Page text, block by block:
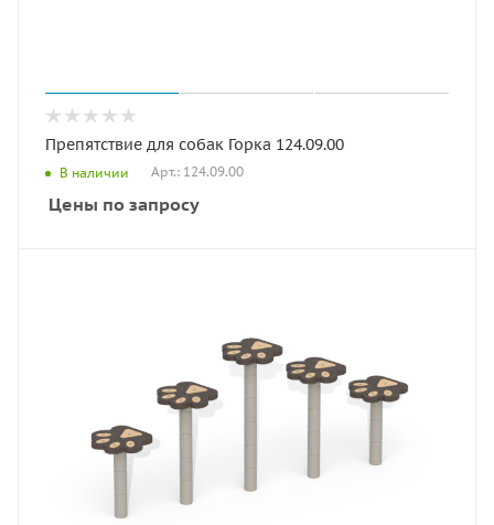
Препятствие для собак Горка 124.09.00
В наличии Арт.: 124.09.00
Цены по запросу